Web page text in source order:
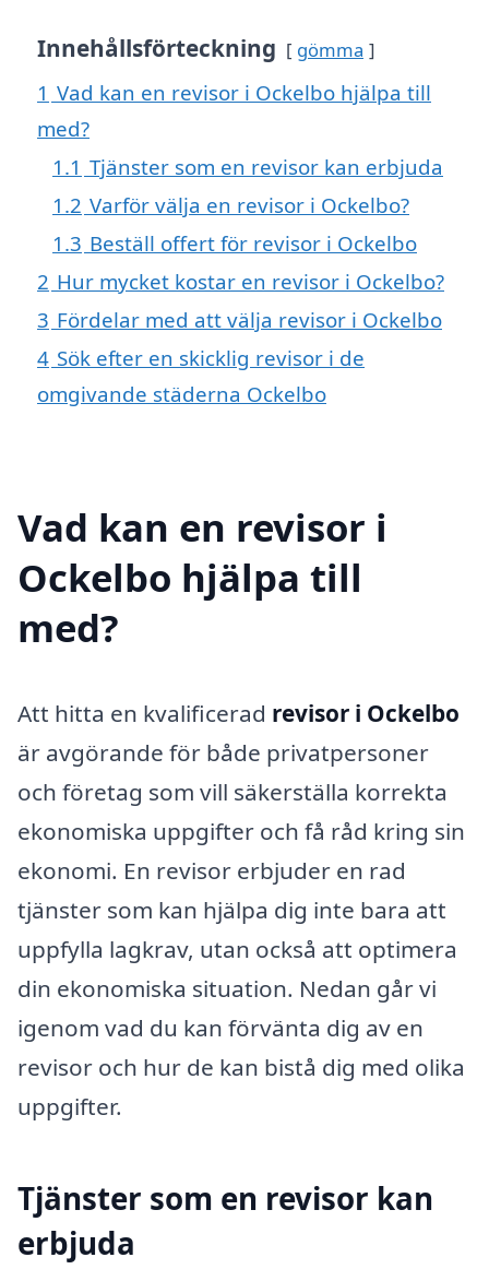
Innehållsförteckning gömma
1 Vad kan en revisor i Ockelbo hjälpa till
med?
1.1 Tjänster som en revisor kan erbjuda
1.2 Varför välja en revisor i Ockelbo?
1.3 Beställ offert för revisor i Ockelbo
2 Hur mycket kostar en revisor i Ockelbo?
3 Fördelar med att välja revisor i Ockelbo
4 Sök efter en skicklig revisor i de
omgivande städerna Ockelbo
Vad kan en revisor i
Ockelbo hjälpa till
med?
Att hitta en kvalificerad revisor i Ockelbo
är avgörande för både privatpersoner
och företag som vill säkerställa korrekta
ekonomiska uppgifter och få råd kring sin
ekonomi. En revisor erbjuder en rad
tjänster som kan hjälpa dig inte bara att
uppfylla lagkrav, utan också att optimera
din ekonomiska situation. Nedan går vi
igenom vad du kan förvänta dig av en
revisor och hur de kan bistå dig med olika
uppgifter.
Tjänster som en revisor kan
erbjuda